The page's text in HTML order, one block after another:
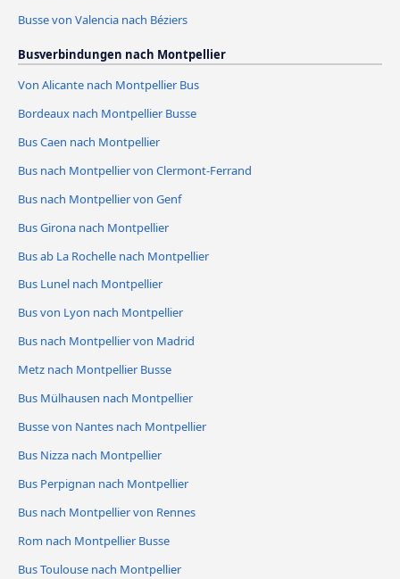
Busse von Valencia nach Béziers
Busverbindungen nach Montpellier
Von Alicante nach Montpellier Bus
Bordeaux nach Montpellier Busse
Bus Caen nach Montpellier
Bus nach Montpellier von Clermont-Ferrand
Bus nach Montpellier von Genf
Bus Girona nach Montpellier
Bus ab La Rochelle nach Montpellier
Bus Lunel nach Montpellier
Bus von Lyon nach Montpellier
Bus nach Montpellier von Madrid
Metz nach Montpellier Busse
Bus Mülhausen nach Montpellier
Busse von Nantes nach Montpellier
Bus Nizza nach Montpellier
Bus Perpignan nach Montpellier
Bus nach Montpellier von Rennes
Rom nach Montpellier Busse
Bus Toulouse nach Montpellier